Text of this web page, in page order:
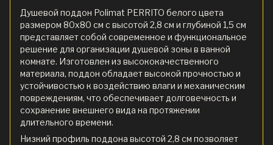
Душевой поддон Polimat PERRITO белого цвета
размером 80х80 см с высотой 2,8 см и глубиной 1,5 см
представляет собой современное и функциональное
решение для организации душевой зоны в ванной
комнате. Изготовлен из высококачественного
материала, поддон обладает высокой прочностью и
устойчивостью к воздействию влаги и механическим
повреждениям, что обеспечивает долговечность и
сохранение внешнего вида на протяжении
длительного времени.
Низкий профиль поддона высотой 2,8 см позволяет